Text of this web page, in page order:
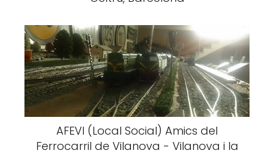
AFEVI (Local Social) Amics del
Ferrocarril de Vilanova - Vilanova i la